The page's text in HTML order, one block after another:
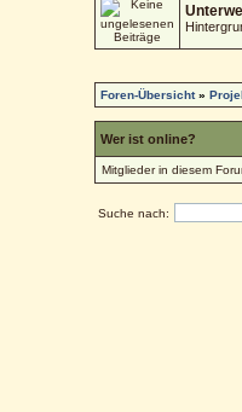
Foren-Übersicht»
Wer ist online?
Mitglieder in diesem
Suche nach: